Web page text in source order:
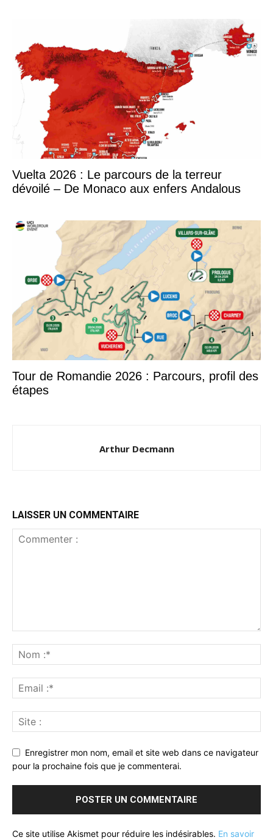
Vuelta 2026 : Le parcours de la terreur
dévoilé – De Monaco aux enfers Andalous
Tour de Romandie 2026 : Parcours, profil des
étapes
Arthur Decmann
LAISSER UN COMMENTAIRE
Enregistrer mon nom, email et site web dans ce navigateur
pour la prochaine fois que je commenterai.
Ce site utilise Akismet pour réduire les indésirables. En savoir